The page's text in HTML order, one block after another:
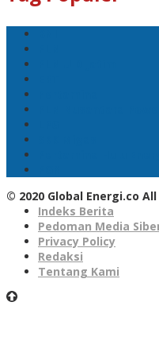
© 2020 Global Energi.co
Indeks Berita
Pedoman Media
Privacy Policy
Redaksi
Tentang Kami